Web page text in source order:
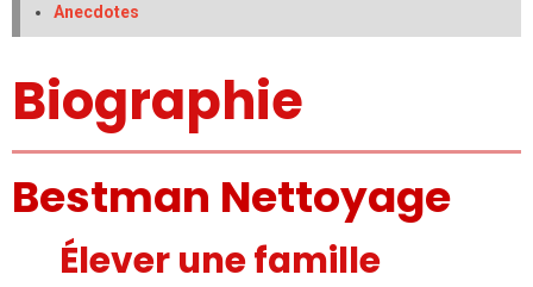
Anecdotes
Biographie
Bestman Nettoyage
Élever une famille